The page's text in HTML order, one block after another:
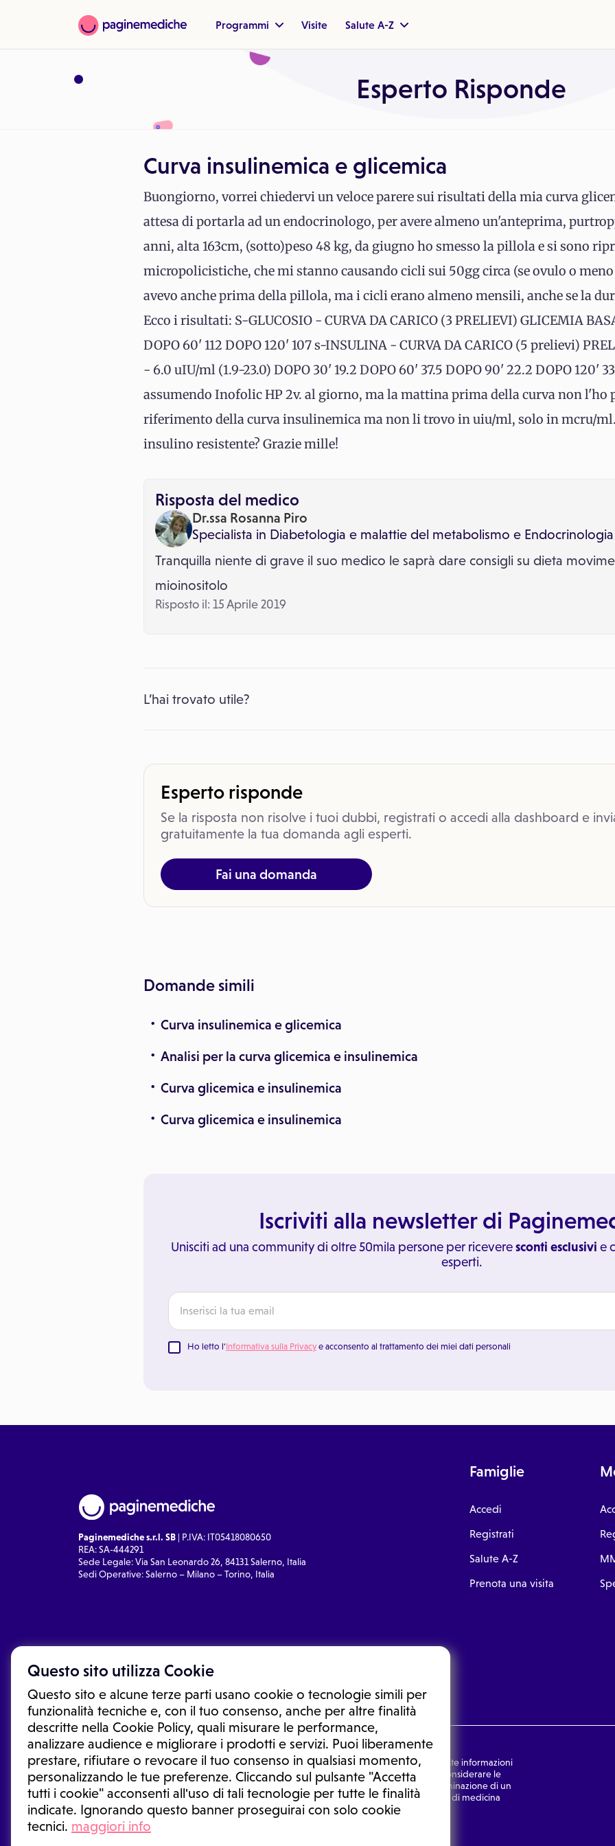
Questo sito utilizza Cookie
Questo sito e alcune terze parti usano cookie o tecnologie simili per
funzionalità tecniche e, con il tuo consenso, anche per altre finalità
descritte nella Cookie Policy, quali misurare le performance,
analizzare audience e migliorare i prodotti e servizi. Puoi liberamente
prestare, rifiutare o revocare il tuo consenso in qualsiasi momento,
personalizzando le tue preferenze. Cliccando sul pulsante "Accetta
tutti i cookie" acconsenti all'uso di tali tecnologie per tutte le finalità
indicate. Ignorando questo banner proseguirai con solo cookie
tecnici. maggiori info
Programmi Visite Salute A-Z
Esperto Risponde
Curva insulinemica e glicemica
Buongiorno, vorrei chiedervi un veloce parere sui risultati della mia curva
attesa di portarla ad un endocrinologo, per avere almeno un'anteprima,
anni, alta 163cm, (sotto)peso 48 kg, da giugno ho smesso la pillola e si sono
micropolicistiche, che mi stanno causando cicli sui 50gg circa (se ovulo o
avevo anche prima della pillola, ma i cicli erano almeno mensili, anche se la
Ecco i risultati: S-GLUCOSIO - CURVA DA CARICO (3 PRELIEVI) GLICEMIA
DOPO 60' 112 DOPO 120' 107 s-INSULINA - CURVA DA CARICO (5 prelievi)
- 6.0 uIU/ml (1.9-23.0) DOPO 30' 19.2 DOPO 60' 37.5 DOPO 90' 22.2 DOPO 120'
assumendo Inofolic HP 2v. al giorno, ma la mattina prima della curva non l'ho
riferimento della curva insulinemica ma non li trovo in uiu/ml, solo in mcru/
insulino resistente? Grazie mille!
Risposta del medico
Dr.ssa Rosanna Piro
Specialista in Diabetologia e malattie del metabolismo e
Tranquilla niente di grave il suo medico le saprà dare consigli su dieta
mioinositolo
Risposto il: 15 Aprile 2019
L’hai trovato utile?
Esperto risponde
Se la risposta non risolve i tuoi dubbi, registrati o accedi alla dashboard e
gratuitamente la tua domanda agli esperti.
Fai una domanda
Domande simili
Curva insulinemica e glicemica
Analisi per la curva glicemica e insulinemica
Curva glicemica e insulinemica
Curva glicemica e insulinemica
Iscriviti alla newsletter di
Unisciti ad una community di oltre 50mila persone per riceveresconti esclusivi e
esperti.
Ho letto l'Informativa sulla Privacy e acconsento al trattamento dei miei dati personali
Paginemediche s.r.l. SB | P.IVA: IT05418080650
REA: SA-444291
Sede Legale: Via San Leonardo 26, 84131 Salerno, Italia
Sedi Operative: Salerno – Milano – Torino, Italia
Famiglie
Accedi
Registrati
Salute A-Z
Prenota una visita
Le informazioni proposte in questo sito non sono un consulto medico. In nessun caso, queste informazioni
sostituiscono un consulto, una visita o una diagnosi formulata dal medico. Non si devono considerare le
informazioni disponibili come suggerimenti per la formulazione di una diagnosi, la determinazione di un
trattamento o l'assunzione o sospensione di un farmaco senza prima consultare un medico di medicina
generale o uno specialista.
Condizioni di utilizzo